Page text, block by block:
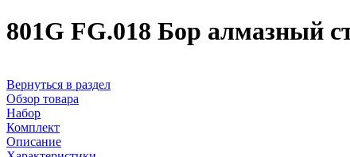
801G FG.018 Бор алмазный
Вернуться в раздел
Обзор товара
Набор
Комплект
Описание